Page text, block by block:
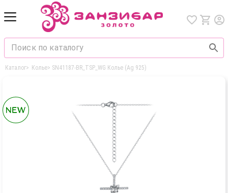
Каталог> Колье> SN41187-BR_TSP_WG Колье (Ag 925)